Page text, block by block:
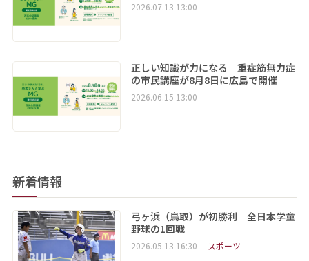
2026.07.13 13:00
正しい知識が力になる 重症筋無力症
の市民講座が8月8日に広島で開催
2026.06.15 13:00
新着情報
弓ヶ浜（鳥取）が初勝利 全日本学童
野球の1回戦
2026.05.13 16:30 スポーツ